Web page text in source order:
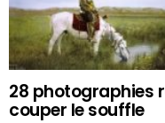
28 photographies
couper le souffle